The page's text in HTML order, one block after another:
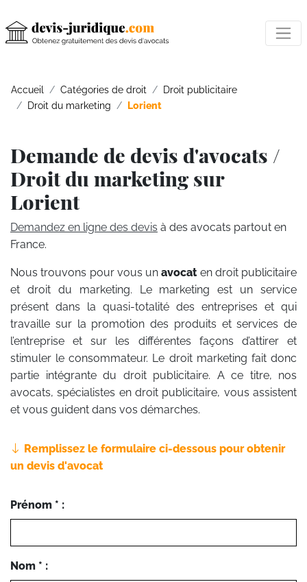
Accueil Catégories de droit
Droit publicitaire
Droit du marketing
Lorient
Demande de devis d'avocats /
Droit du marketing sur
Lorient
Demandez en ligne des devis à des avocats partout en
France.
Nous trouvons pour vous unavocat en droit publicitaire
et droit du marketing. Le marketing est un service
présent dans la quasi-totalité des entreprises et qui
travaille sur la promotion des produits et services de
l’entreprise et sur les différentes façons d’attirer et
stimuler le consommateur. Le droit marketing fait donc
partie intégrante du droit publicitaire. A ce titre, nos
avocats, spécialistes en droit publicitaire, vous assistent
et vous guident dans vos démarches.
Remplissez le formulaire ci-dessous pour obtenir
un devis d'avocat
Prénom * :
Nom * :